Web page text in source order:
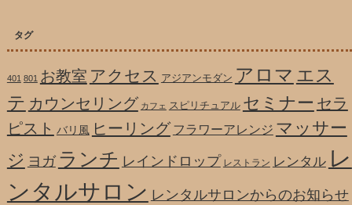
タグ
401 801 お教室 アクセス アジアンモダン アロマ エス
テ カウンセリング カフェ スピリチュアル セミナー セラ
ピスト バリ風 ヒーリング フラワーアレンジ マッサー
ジ ヨガ ランチ レインドロップ レストラン レンタル レ
ンタルサロン レンタルサロンからのお知らせ